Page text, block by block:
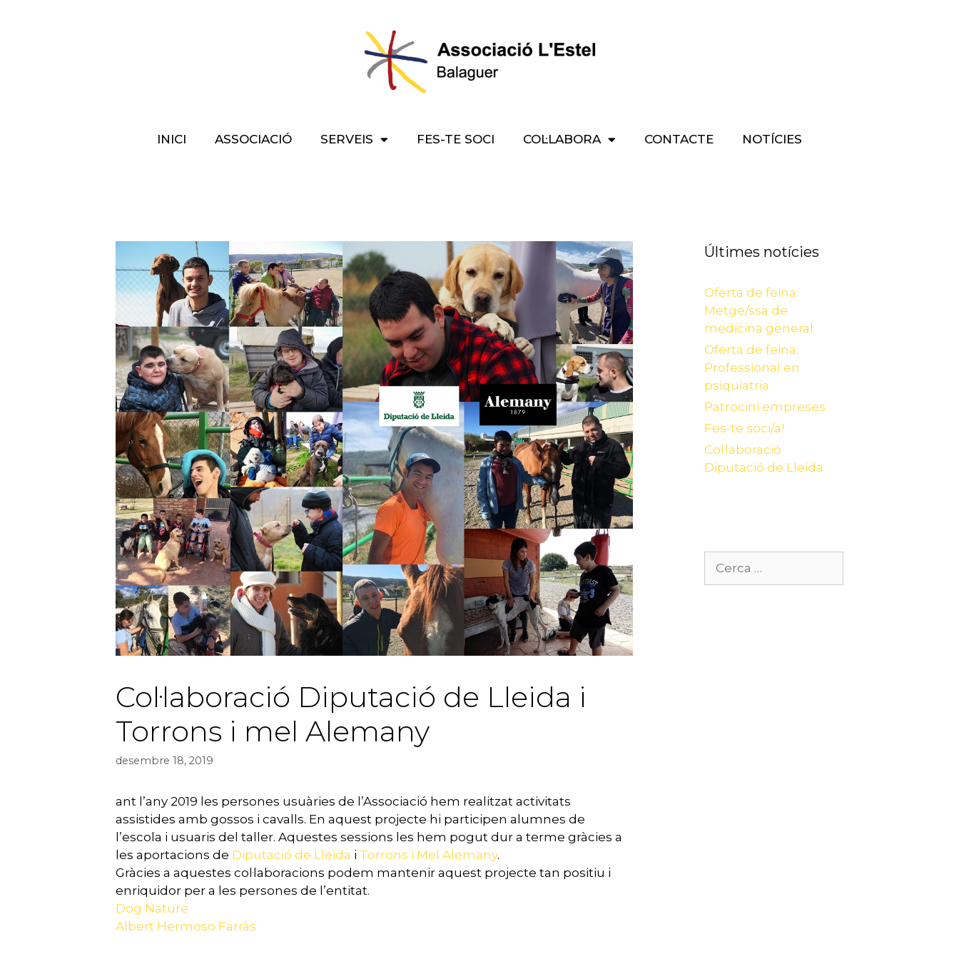
INICI ASSOCIACIÓ SERVEIS FES-TE SOCI COL·LABORA CONTACTE NOTÍCIES
Col·laboració Diputació de Lleida i
Torrons i mel Alemany
desembre 18, 2019
ant l’any 2019 les persones usuàries de l’Associació hem realitzat activitats
assistides amb gossos i cavalls. En aquest projecte hi participen alumnes de
l’escola i usuaris del taller. Aquestes sessions les hem pogut dur a terme gràcies a
les aportacions de Diputació de Lleida i Torrons i Mel Alemany.
Gràcies a aquestes col·laboracions podem mantenir aquest projecte tan positiu i
enriquidor per a les persones de l’entitat.
Dog Nature
Albert Hermoso Farràs
Últimes notícies
Oferta de feina:
Metge/ssa de
medicina general
Oferta de feina:
Professional en
psiquiatria
Patrocini empreses
Fes-te soci/a!
Col·laboració
Diputació de Lleida